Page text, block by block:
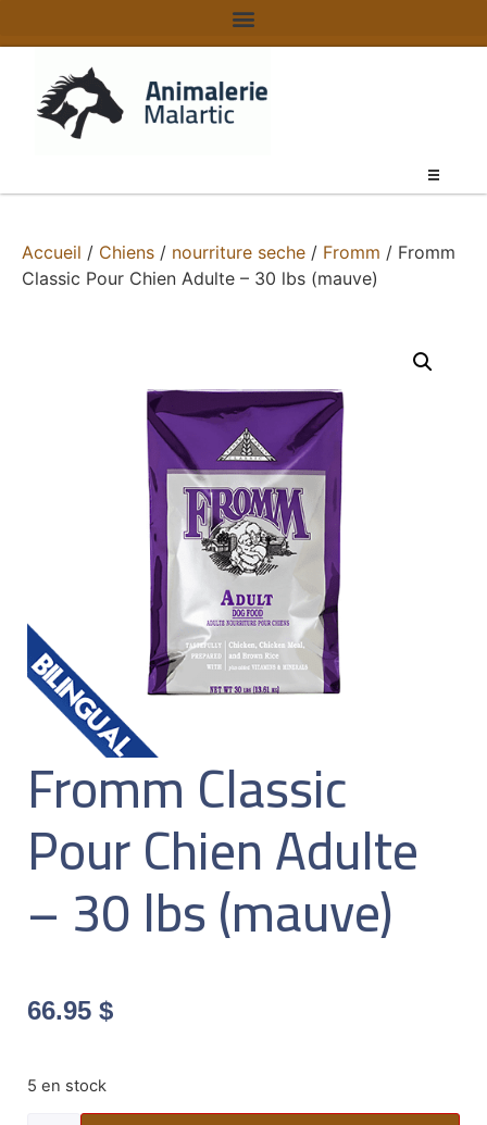
Accueil / Chiens / nourriture seche / Fromm / Fromm
Classic Pour Chien Adulte – 30 lbs (mauve)
Fromm Classic
Pour Chien Adulte
– 30 lbs (mauve)
66.95 $
5 en stock